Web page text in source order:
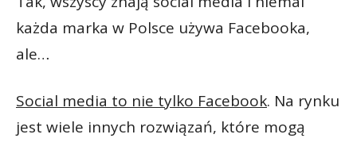
każda marka w Polsce używa Facebooka,
ale…
Social media to nie tylko Facebook. Na rynku
jest wiele innych rozwiązań, które mogą